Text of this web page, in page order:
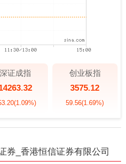
深证成指
(1.09%)
创业板指
3575.12
59.56(1.69%)
券_香港恒信证券有限公司